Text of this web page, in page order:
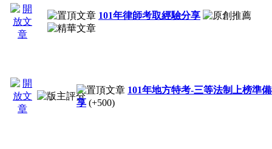
101年律師考取經驗分享
101年地方特考-三等法制上榜準
享 (+500)